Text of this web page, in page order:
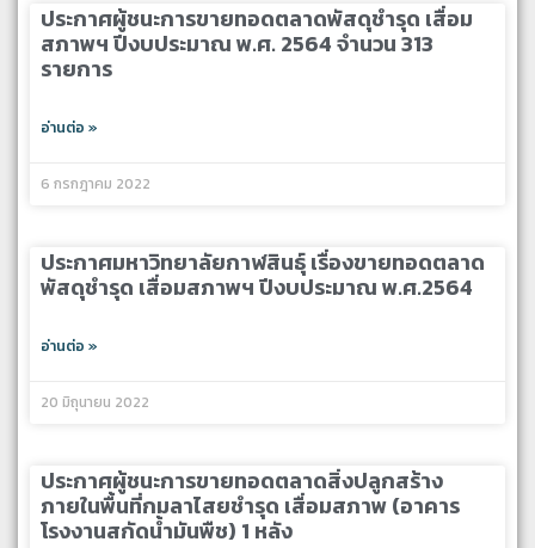
ประกาศผู้ชนะการขายทอดตลาดพัสดุชำรุด เสื่อม
สภาพฯ ปีงบประมาณ พ.ศ. 2564 จำนวน 313
รายการ
อ่านต่อ »
6 กรกฎาคม 2022
ประกาศมหาวิทยาลัยกาฬสินธุ์ เรื่องขายทอดตลาด
พัสดุชำรุด เสื่อมสภาพฯ ปีงบประมาณ พ.ศ.2564
อ่านต่อ »
20 มิถุนายน 2022
ประกาศผู้ชนะการขายทอดตลาดสิ่งปลูกสร้าง
ภายในพื้นที่กมลาไสยชำรุด เสื่อมสภาพ (อาคาร
โรงงานสกัดน้ำมันพืช) 1 หลัง